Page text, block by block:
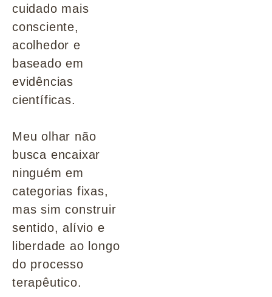
cuidado mais
consciente,
acolhedor e
baseado em
evidências
científicas.
Meu olhar não
busca encaixar
ninguém em
categorias fixas,
mas sim construir
sentido, alívio e
liberdade ao longo
do processo
terapêutico.